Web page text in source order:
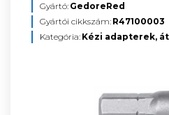
Gyártó: GedoreRed
Gyártói cikkszám: R47100003
Kategória: Kézi adapterek,